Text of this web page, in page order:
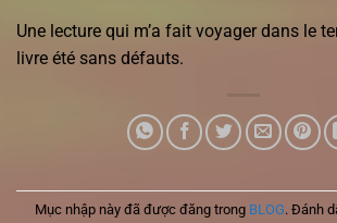
Une lecture qui m’a fait voyager dans le
livre été sans défauts.
Mục nhập này đã được đăng trong BLOG. Đánh